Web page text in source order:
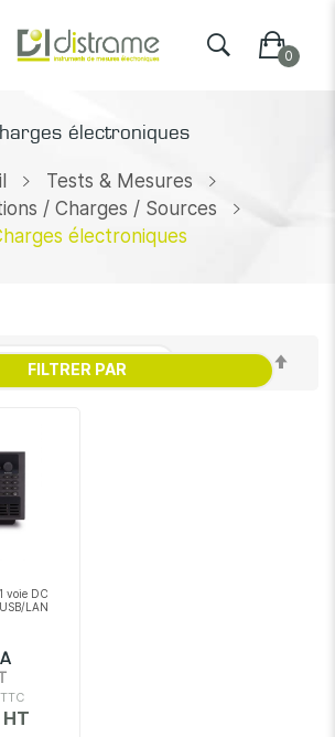
électroniques
Tests & Mesures
/ Charges / Sources
électroniques
voie DC
LAN
FILTRER PAR